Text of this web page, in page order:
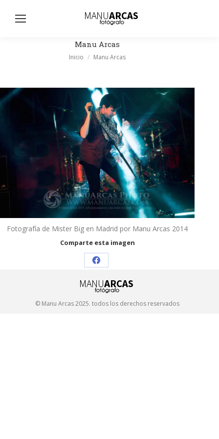
Manu Arcas
Estás aquí:
Inicio Manu Arcas
Fotografía de Mister Big en Madrid por Manu Arcas 2014
Comparte esta imagen
Share
on
Facebook
© Manu Arcas 2025. todos los derechos reservados